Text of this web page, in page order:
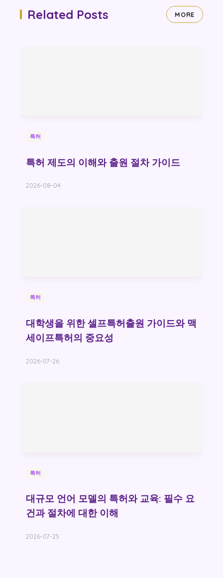
Related Posts MORE
특허
특허 제도의 이해와 출원 절차 가이드
2026-08-04
특허
대학생을 위한 셀프특허출원 가이드와 맥
세이프특허의 중요성
2026-07-26
특허
대규모 언어 모델의 특허와 교육: 필수 요
건과 절차에 대한 이해
2026-07-25